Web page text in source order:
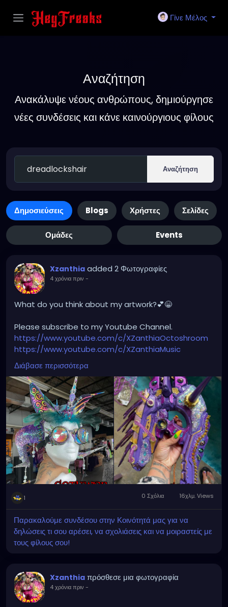
Γίνε Μέλος
Αναζήτηση
Ανακάλυψε νέους ανθρώπους, δημιούργησε
νέες συνδέσεις και κάνε καινούργιους φίλους
Αναζήτηση
Δημοσιεύσεις Blogs Χρήστες Σελίδες
Ομάδες Events
Xzanthia added 2 Φωτογραφίες
4 χρόνια πριν -
What do you think about my artwork?💕😁
Please subscribe to my Youtube Channel.
https://www.youtube.com/c/XZanthiaOctoshroom
https://www.youtube.com/c/XZanthiaMusic
And please follow me on my social media account.
https://linktr.ee/xzanthiaadventure
https://www.tiktok.com/@xzanthia.octoshroom?
lang=en
https://www.facebook.com/XZanthiaOctoshroom
https://twitter.com/XZanthiaDOTcom
https://www.instagram.com/xzanthiaadventure/
Thank you sooooooooooooooo much!🌸💕😁💜☺️⭐️
#tattooedcommunity#tattooedmodels
#tattooedandfit#tattooedpinup #tattooedladies
#tattooedhotties#tattooedandsexy
#tattooedmoms
#tattooed_body_art
#tattooedgirlsdoitbetter#tattooedlegs
#tattooedbeauty#burnerswithoutborders
#afterburners
#dreadlocksdaily#dreadlockgirl #dreadlockjourney
#dreadlockmaintenance
#dreadlocksstyles
#dreadlockrasta
Διάβασε περισσότερα
1 0 Σχόλια 16χλμ. Views
Παρακαλούμε συνδέσου στην Κοινότητά μας για να
δηλώσεις τι σου αρέσει, να σχολιάσεις και να μοιραστείς με
τους φίλους σου!
Xzanthia πρόσθεσε μια φωτογραφία
4 χρόνια πριν -